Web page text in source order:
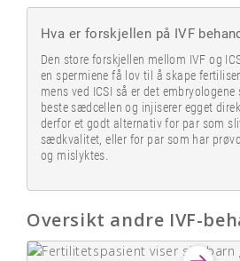
Hva er forskjellen på IVF
Den store forskjellen mellom IVF og
en spermiene få lov til å skape
mens ved ICSI så er det embryologene
beste sædcellen og injiserer egget
derfor et godt alternativ for par som
sædkvalitet, eller for par som har
og mislyktes.
Oversikt andre IVF-